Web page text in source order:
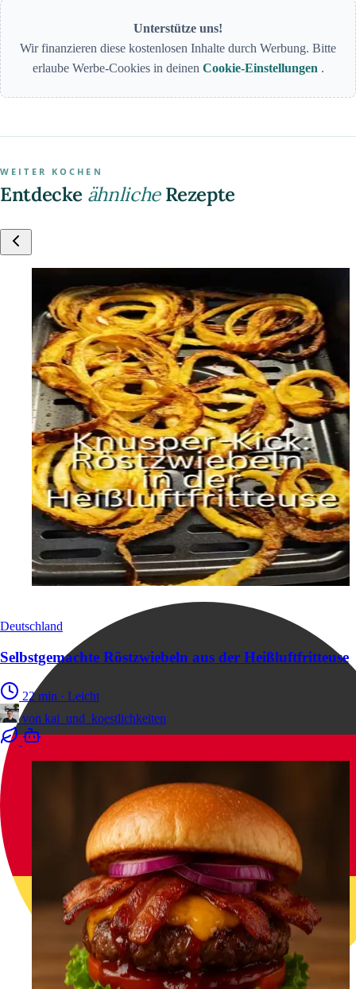
Unterstütze uns!
Wir finanzieren diese kostenlosen Inhalte durch Werbung. Bitte
erlaube Werbe-Cookies in deinen Cookie-Einstellungen .
WEITER KOCHEN
Entdecke ähnlicheRezepte
Deutschland
Selbstgemachte Röstzwiebeln aus der Heißluftfritteuse
22 min · Leicht
von kai_und_koestlichkeiten